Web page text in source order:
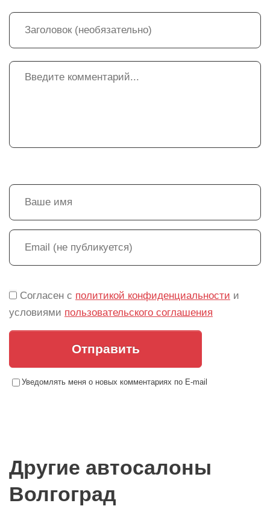
Согласен с политикой конфиденциальности и
условиями пользовательского соглашения
Отправить
Уведомлять меня о новых комментариях по E-mail
Другие автосалоны
Волгоград